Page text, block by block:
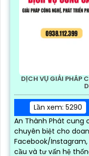
DỊCH VỤ GIẢI PHÁP
Lần xem: 5290
An Thành Phát cung
chuyên biệt cho
Facebook/
cầu và tư vấn hệ thống số. Chúng tôi hỗ trợ